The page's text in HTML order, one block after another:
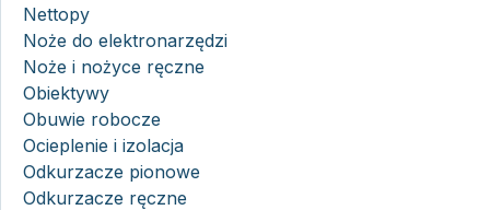
Nettopy
Noże do elektronarzędzi
Noże i nożyce ręczne
Obiektywy
Obuwie robocze
Ocieplenie i izolacja
Odkurzacze pionowe
Odkurzacze ręczne